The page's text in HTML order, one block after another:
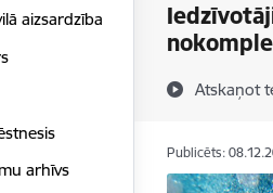
Atskaņot
aizsardzība
arhīvs
Publicēts: